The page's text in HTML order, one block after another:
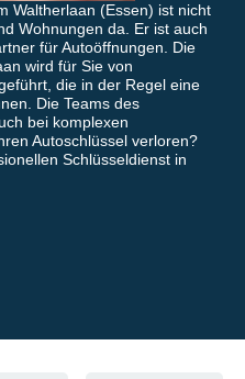
Waltherlaan (Essen) ist nicht
Wohnungen da. Er ist auch
für Autoöffnungen. Die
wird für Sie von
die in der Regel eine
Die Teams des
bei komplexen
Autoschlüssel verloren?
Schlüsseldienst in